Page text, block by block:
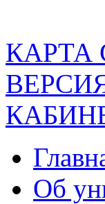
КАРТА
Об